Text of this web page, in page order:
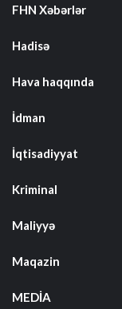
FHN Xəbərlər
Hadisə
Hava haqqında
İdman
İqtisadiyyat
Kriminal
Maliyyə
Maqazin
MEDİA